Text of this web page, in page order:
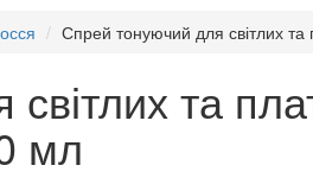
Спрей тонуючий для світлих
та
мл